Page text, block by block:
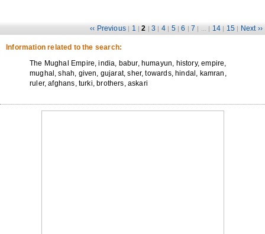
‹‹ Previous | 1 | 2 | 3 | 4 | 5 | 6 | 7 | ... | 14 | 15 | Next ››
Information related to the search:
The Mughal Empire, india, babur, humayun, history, empire,
mughal, shah, given, gujarat, sher, towards, hindal, kamran,
ruler, afghans, turki, brothers, askari